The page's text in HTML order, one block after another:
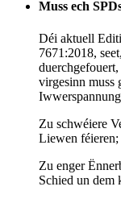
Muss ech
Déi aktuell
7671:2018,
virgesinn muss
Zu schwéiere
Liewen féieren;
Zu enger
Schied un dem